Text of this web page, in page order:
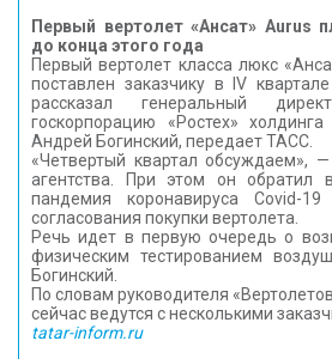
Первый вертолет «Ансат» Aurus
до конца этого года
Первый вертолет класса люкс
поставлен заказчику в IV
рассказал генеральный
госкорпорацию «Ростех»
Андрей Богинский, передает ТАСС.
«Четвертый квартал обсуждаем»,
агентства. При этом он обратил
пандемия коронавируса Covid-
согласования покупки вертолета.
Речь идет в первую очередь о
физическим тестированием
Богинский.
По словам руководителя
сейчас ведутся с несколькими
tatar-inform.ru